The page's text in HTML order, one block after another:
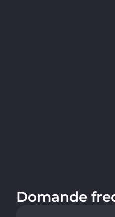
Domande